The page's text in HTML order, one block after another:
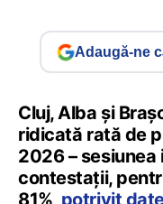
Adaugă-ne
Cluj, Alba și
ridicată rată de
2026 – sesiunea
contestații,